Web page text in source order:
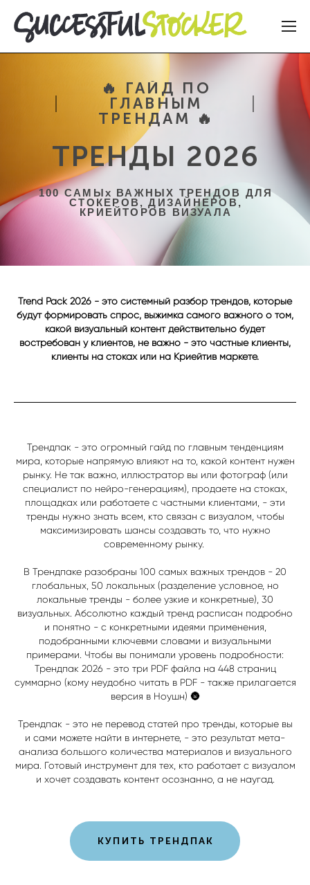
🔥 ГАЙД ПО
ГЛАВНЫМ
ТРЕНДАМ 🔥
ТРЕНДЫ 2026
100 САМЫх ВАЖНЫХ ТРЕНДОВ ДЛЯ
СТОКЕРОВ, ДИЗАЙНЕРОВ,
КРИЕЙТОРОВ ВИЗУАЛА
Trend Pack 2026 - это системный разбор трендов, которые
будут формировать спрос, выжимка самого важного о том,
какой визуальный контент действительно будет
востребован у клиентов, не важно - это частные клиенты,
клиенты на стоках или на Криейтив маркете.
Трендпак - это огромный гайд по главным тенденциям
мира, которые напрямую влияют на то, какой контент нужен
рынку. Не так важно, иллюстратор вы или фотограф (или
специалист по нейро-генерациям), продаете на стоках,
площадках или работаете с частными клиентами, - эти
тренды нужно знать всем, кто связан с визуалом, чтобы
максимизировать шансы создавать то, что нужно
современному рынку.
В Трендпаке разобраны 100 самых важных трендов - 20
глобальных, 50 локальных (разделение условное, но
локальные тренды - более узкие и конкретные), 30
визуальных. Абсолютно каждый тренд расписан подробно
и понятно - с конкретными идеями применения,
подобранными ключевми словами и визуальными
примерами. Чтобы вы понимали уровень подробности:
Трендпак 2026 - это три PDF файла на 448 страниц
суммарно (кому неудобно читать в PDF - также прилагается
версия в Ноушн) 🌚
Трендпак - это не перевод статей про тренды, которые вы
и сами можете найти в интернете, - это результат мета-
анализа большого количества материалов и визуального
мира. Готовый инструмент для тех, кто работает с визуалом
и хочет создавать контент осознанно, а не наугад.
КУПИТЬ ТРЕНДПАК